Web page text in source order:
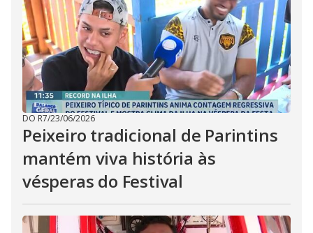
DO R7/23/06/2026
Peixeiro tradicional de Parintins
mantém viva história às
vésperas do Festival